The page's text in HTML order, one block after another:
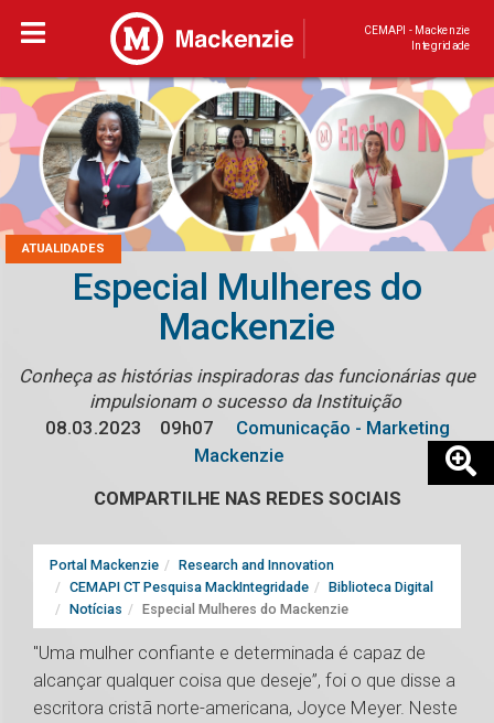
CEMAPI - Mackenzie
Integridade
ATUALIDADES
Especial Mulheres do
Mackenzie
Conheça as histórias inspiradoras das funcionárias que
impulsionam o sucesso da Instituição
08.03.2023
09h07
Comunicação - Marketing
Mackenzie
COMPARTILHE NAS REDES SOCIAIS
Portal Mackenzie
Research and Innovation
CEMAPI CT Pesquisa MackIntegridade
Biblioteca Digital
Notícias
Especial Mulheres do Mackenzie
"Uma mulher confiante e determinada é capaz de
alcançar qualquer coisa que deseje”, foi o que disse a
escritora cristã norte-americana, Joyce Meyer. Neste